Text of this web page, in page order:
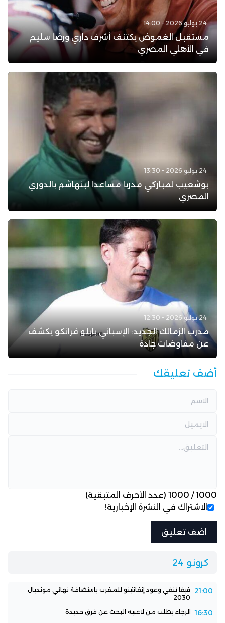
24 يوليو 2026 - 14:00
مستقبل الغموض يكتنف أشرف داري ورضا سليم
في الأهلي المصري
24 يوليو 2026 - 13:30
بوشعيب لمباركي مدربا مساعدا لبنهاشم بالدوري
المصري
24 يوليو 2026 - 12:30
مدرب الزمالك الجديد: الإسباني بابلو فرانكو يكشف
عن مفاوضات جادة
أضف تعليقك
1000
/
1000 (عدد الأحرف المتبقية)
الاشتراك في النشرة الإخبارية!
كرونو 24
21:00
فيفا تنفي وعود إنفانتينو للمغرب باستضافة نهائي مونديال
2030
16:30 الرجاء يطلب من لاعبيه البحث عن فرق جديدة